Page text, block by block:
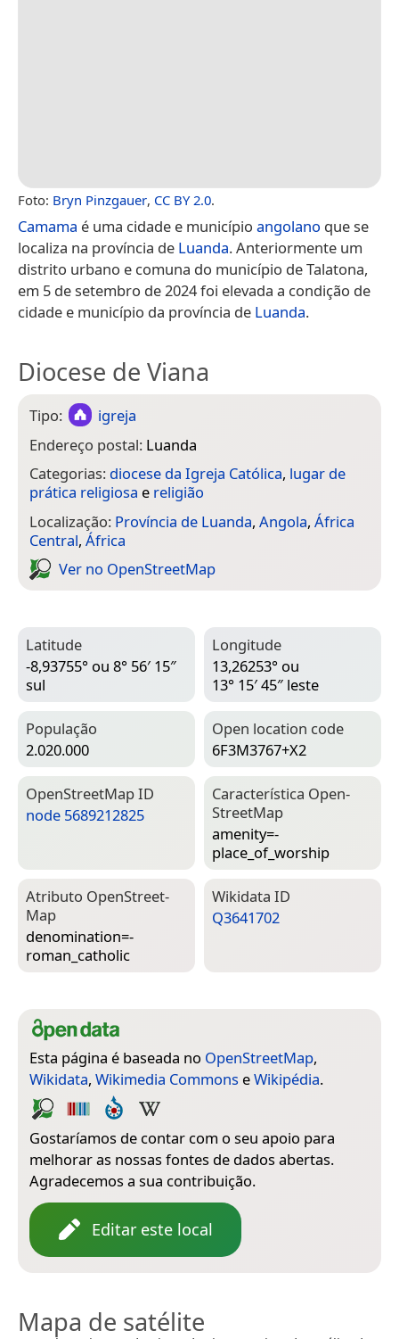
Foto: Bryn Pinzgauer, CC BY 2.0.
Camama é uma cidade e município angolano que se
localiza na província de Luanda. Anteriormente um
distrito urbano e comuna do município de Talatona,
em 5 de setembro de 2024 foi elevada a condição de
cidade e município da província de Luanda.
Diocese de Viana
Tipo:
igreja
Endereço postal: Luanda
Categorias: diocese da Igreja Católica, lugar de
prática religiosa e religião
Localização: Província de Luanda, Angola, África
Central, África
Ver no Open­Street­Map
Latitude
-8,93755° ou 8° 56′ 15″
sul
Longitude
13,26253° ou
13° 15′ 45″ leste
População
2.020.000
Open location code
6F3M3767+X2
Open­Street­Map ID
node 5689212825
Característica Open­
Street­Map
amenity=­
place_of_worship
Atributo Open­Street­
Map
denomination=­
roman_catholic
Wiki­data ID
Q3641702
Esta página é baseada no OpenStreetMap,
Wikidata, Wikimedia Commons eWikipédia.
Gostaríamos de contar com o seu apoio para
melhorar as nossas fontes de dados abertas.
Agradecemos a sua contribuição.
Editar este local
Mapa de satélite